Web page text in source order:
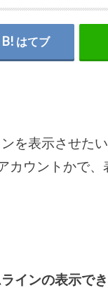
はてブ
を表示させた
カウントかで
インの表示で